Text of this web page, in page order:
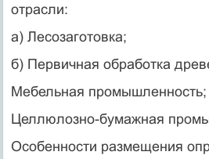
отрасли:
а) Лесозаготовка;
б) Первичная обработка
Мебельная промышленность;
Целлюлозно-бумажная
Особенности размещения